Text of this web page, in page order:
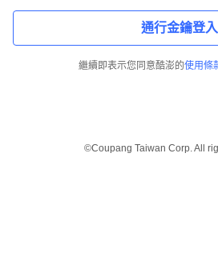
通行金鑰登入
繼續即表示您同意酷澎的使用條
©Coupang Taiwan Corp. All